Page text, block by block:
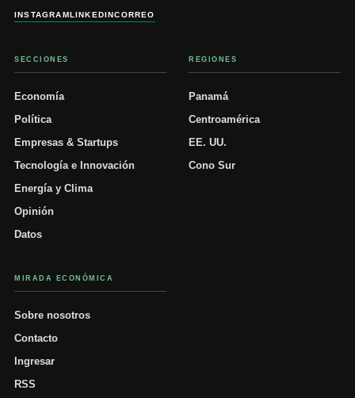
INSTAGRAMLINKEDINCORREO
SECCIONES
Economía
Política
Empresas & Startups
Tecnología e Innovación
Energía y Clima
Opinión
Datos
REGIONES
Panamá
Centroamérica
EE. UU.
Cono Sur
MIRADA ECONÓMICA
Sobre nosotros
Contacto
Ingresar
RSS